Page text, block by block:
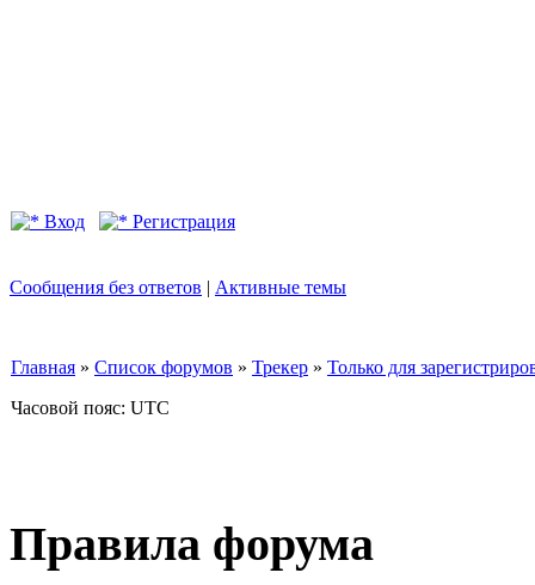
Вход Регистрация
Сообщения без ответов | Активные темы
Главная » Список форумов » Трекер » Только для
Часовой пояс: UTC
Правила форума